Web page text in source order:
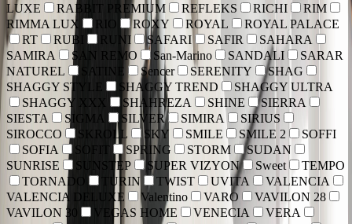
LUXE
RABBIT PREMIUM REFLEKS RICHI
RIM
RIMMA LUX
RIO ROXY ROYAL
ROYAL PALACE
RT
RUBI RUNI SAFARI SAFIR
SAHARA
SAMIRA
SAN REMO San-Marino SANDALI
SARAR
NATUREL
SATINE Sencer SERENITY
SHAG
SHAGGY STYLE
SHAGGY TREND
SHAGGY ULTRA
SHAGGY XXX
SHAHREZA SHINE
SIERRA
SIESTA
SIGMA SILVER SIMIRA
SIRIUS
SIROCCO
SKROLL SKY SMILE SMILE 2
SOFFI
SOFIA
SOFIT SPRING STORM
SUDAN
SUNRISE
SUNSTEP SUPER VIZYON Sweet
TEMPO
TORNADO
TURIN TWIST UVITA
VALENCIA
VALENCIA DELUXE
Valentino VARO
VAVILON 28
VAVILON 30
VEGAS HOME VENECIA
VERA